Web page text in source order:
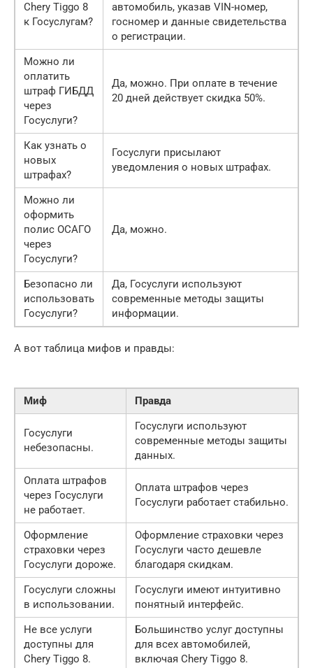
Chery Tiggo 8
к Госуслугам?
автомобиль, указав VIN-номер,
госномер и данные свидетельства
о регистрации.
Можно ли
оплатить
штраф ГИБДД
через
Госуслуги?
Да, можно. При оплате в течение
20 дней действует скидка 50%.
Как узнать о
новых
штрафах?
Госуслуги присылают
уведомления о новых штрафах.
Можно ли
оформить
полис ОСАГО
через
Госуслуги?
Да, можно.
Безопасно ли
использовать
Госуслуги?
Да, Госуслуги используют
современные методы защиты
информации.
А вот таблица мифов и правды:
Миф Правда
Госуслуги
небезопасны.
Госуслуги используют
современные методы защиты
данных.
Оплата штрафов
через Госуслуги
не работает.
Оплата штрафов через
Госуслуги работает стабильно.
Оформление
страховки через
Госуслуги дороже.
Оформление страховки через
Госуслуги часто дешевле
благодаря скидкам.
Госуслуги сложны
в использовании.
Госуслуги имеют интуитивно
понятный интерфейс.
Не все услуги
доступны для
Chery Tiggo 8.
Большинство услуг доступны
для всех автомобилей,
включая Chery Tiggo 8.